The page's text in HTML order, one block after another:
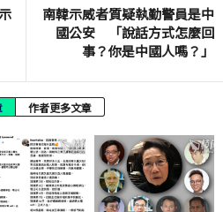
南韓示威者質疑執勤警員是中
國公安 「說話方式怎麼回
事？你是中國人嗎？」
作者更多文章